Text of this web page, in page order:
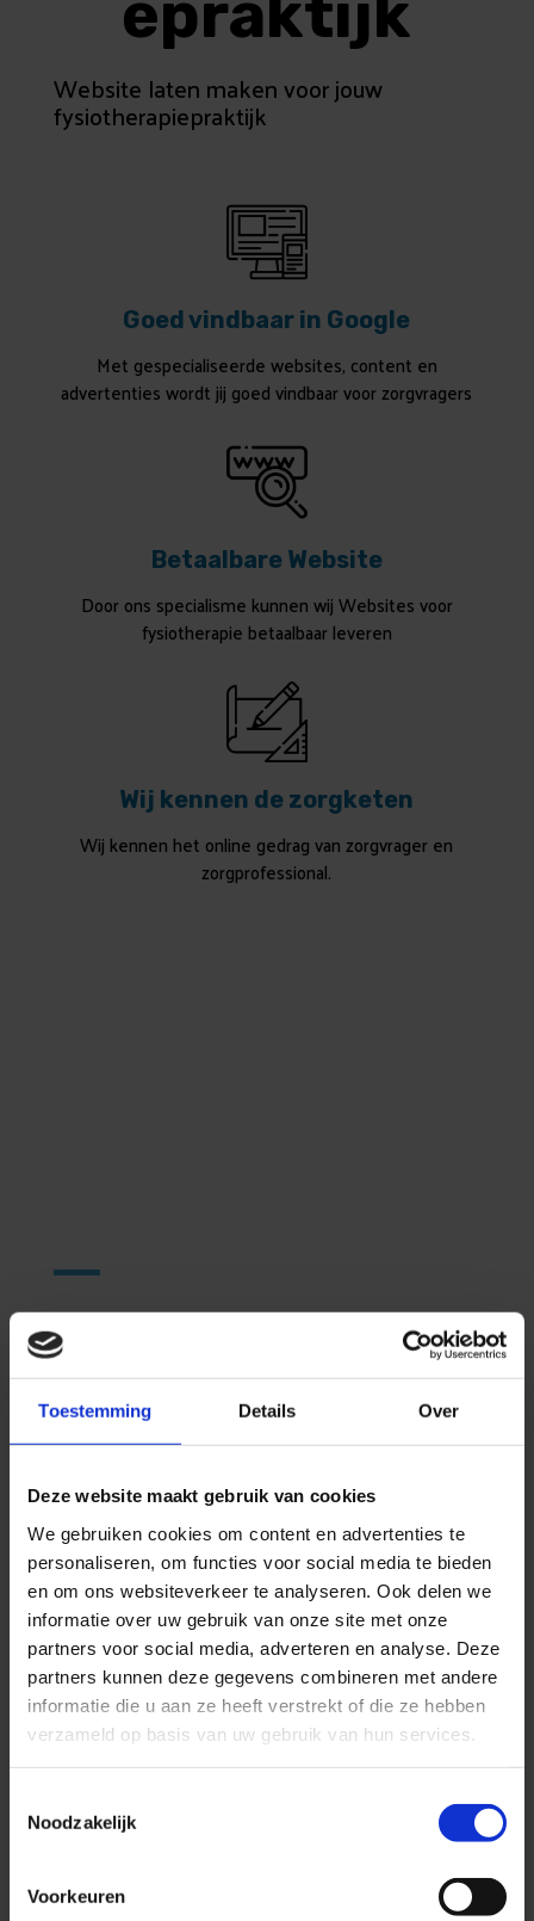
Toestemming Details Over
Deze website maakt gebruik van cookies
We gebruiken cookies om content en advertenties te
personaliseren, om functies voor social media te bieden
en om ons websiteverkeer te analyseren. Ook delen we
informatie over uw gebruik van onze site met onze
partners voor social media, adverteren en analyse. Deze
partners kunnen deze gegevens combineren met andere
informatie die u aan ze heeft verstrekt of die ze hebben
verzameld op basis van uw gebruik van hun services.
Noodzakelijk
Voorkeuren
Website laten maken voor jouw
fysiotherapiepraktijk
Goed vindbaar in Google
Met gespecialiseerde websites, content en
advertenties wordt jij goed vindbaar voor zorgvragers
Betaalbare Website
Door ons specialisme kunnen wij Websites voor
fysiotherapie betaalbaar leveren
Wij kennen de zorgketen
Wij kennen het online gedrag van zorgvrager en
zorgprofessional.
Stap 1 – Kennismaking
belangrijk voor jouw praktijk website?
Stap 2 – Doelen stellen
behandelingen zijn belangrijk? Welke rol vervult jouw
website hierin? Hoeveel therapeuten en patiënten heb
je voor ogen? In welke netwerken wil je bekend
worden?
Stap 3 – Website plan voor jouw
praktijk
wij gebruiken om jouw website te bouwen en
Stap 4 – Jouw praktijk online op